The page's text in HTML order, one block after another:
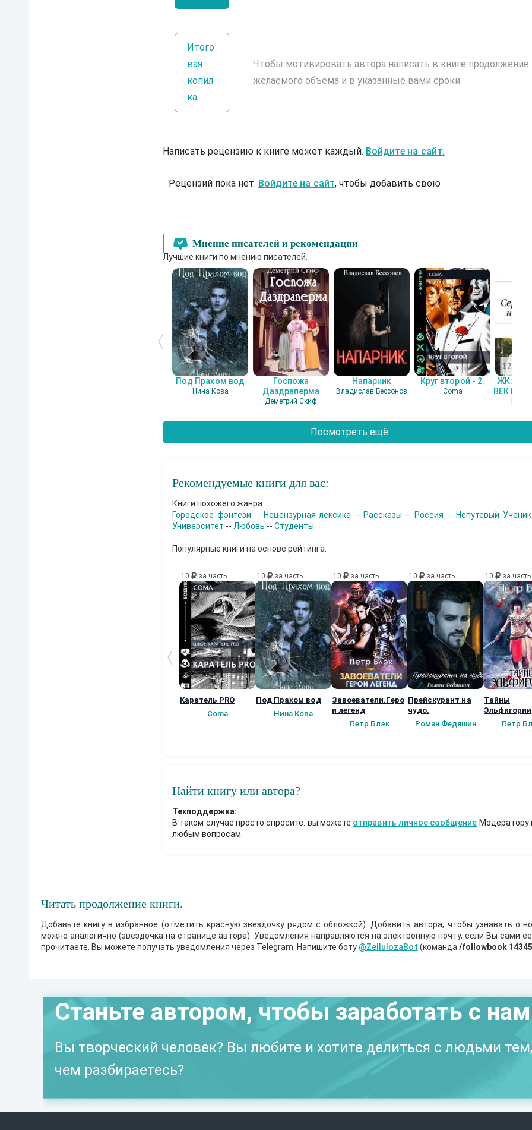
Итого
вая
копил
ка
Чтобы мотивировать автора написать в книге продолжение
желаемого объема и в указанные вами сроки
Написать рецензию к книге может каждый. Войдите на сайт.
Рецензий пока нет. Войдите на сайт, чтобы добавить свою
Мнение писателей и рекомендации
Лучшие книги по мнению писателей.
Под Прахом вод
Нина Кова
Госпожа
Даздраперма
Деметрий Скиф
Напарник
Владислав Бессонов
Круг второй - 2.
Coma
ЖК:
ВЕК
Гость-
Посмотреть ещё
Рекомендуемые книги для вас:
Книги похожего жанра:
Городское фэнтези -- Нецензурная лексика -- Рассказы -- Россия -- Непутевый Ученик
Университет -- Любовь -- Студенты
Популярные книги на основе рейтинга.
10 за часть
Каратель PRO
Coma
10 за часть
Под Прахом вод
Нина Кова
10 за часть
Завоеватели.Геро
и легенд
Петр Блэк
10 за часть
Прейскурант на
чудо.
Роман Федяшин
10 за часть
Тайны
Эльфигории
Петр
Найти книгу или автора?
Техподдержка:
В таком случае просто спросите: вы можете отправить личное сообщение Модератору
любым вопросам.
Читать продолжение книги.
Добавьте книгу в избранное (отметить красную звездочку рядом с обложкой). Добавить автора, чтобы узнавать о
можно аналогично (звездочка на странице автора). Уведомления направляются на электронную почту, если Вы сами
прочитаете. Вы можете получать уведомления через Telegram. Напишите боту @ZellulozaBot (команда /followbook 14345
Станьте автором, чтобы заработать с
Вы творческий человек? Вы любите и хотите делиться с людьми
чем разбираетесь?